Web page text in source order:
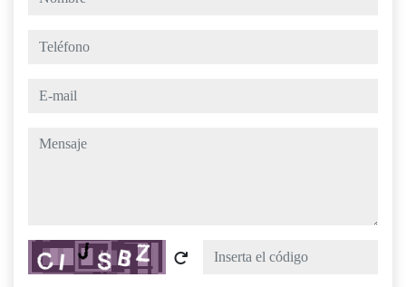
teléfono
e-mail
mensaje
Captcha